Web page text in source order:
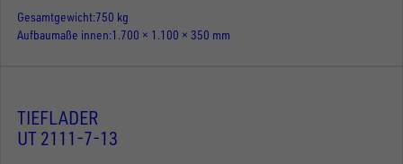
Gesamtgewicht 750 kg
Aufbaumaße innen 1.700 × 1.100 × 350 mm
TIEFLADER
UT 2111-7-13